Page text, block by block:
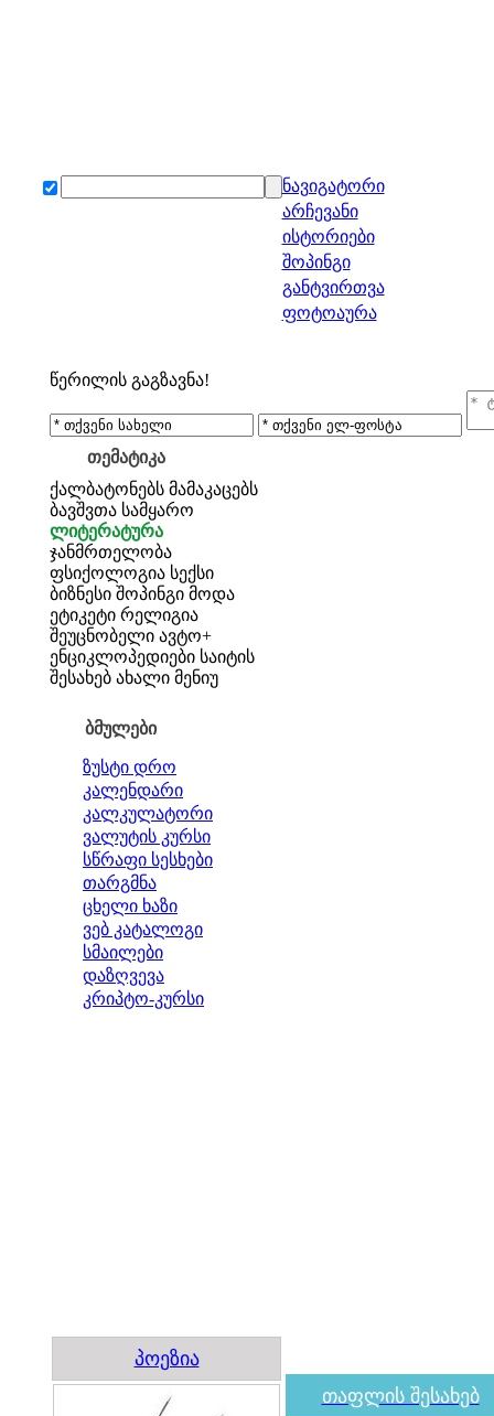
ნავიგატორი
არჩევანი
ისტორიები
შოპინგი
განტვირთვა
ფოტოაურა
წერილის გაგზავნა!
თემატიკა
ქალბატონებს მამაკაცებს
ბავშვთა სამყარო
ლიტერატურა
ჯანმრთელობა
ფსიქოლოგია სექსი
ბიზნესი შოპინგი მოდა
ეტიკეტი რელიგია
შეუცნობელი ავტო+
ენციკლოპედიები საიტის
შესახებ ახალი მენიუ
ბმულები
ზუსტი დრო
კალენდარი
კალკულატორი
ვალუტის კურსი
სწრაფი სესხები
თარგმნა
ცხელი ხაზი
ვებ კატალოგი
სმაილები
დაზღვევა
კრიპტო-კურსი
პოეზია
თაფლის შესახებ